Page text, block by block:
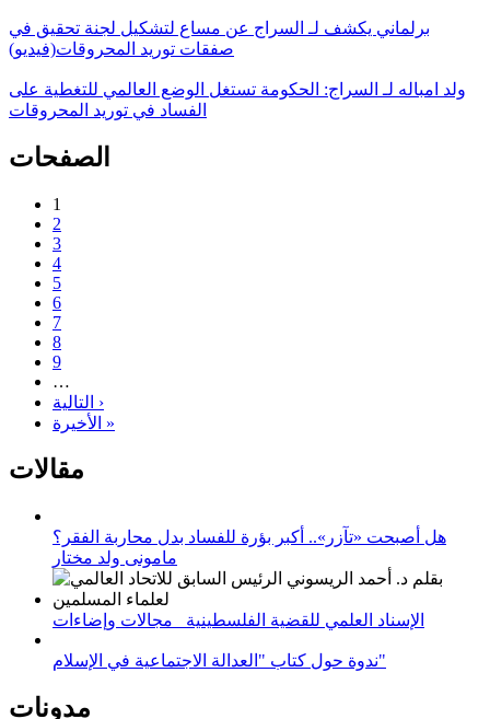
برلماني يكشف لـ السراج عن مساع لتشكيل لجنة تحقيق في
صفقات توريد المحروقات(فيديو)
ولد امباله لـ السراج: الحكومة تستغل الوضع العالمي للتغطية على
الفساد في توريد المحروقات
الصفحات
1
2
3
4
5
6
7
8
9
…
التالية ›
الأخيرة »
مقالات
هل أصبحت «تآزر».. أكبر بؤرة للفساد بدل محاربة الفقر؟
مامونى ولد مختار
الإسناد العلمي للقضية الفلسطينية_ مجالات وإضاءات
ندوة حول كتاب "العدالة الاجتماعية في الإسلام"
مدونات